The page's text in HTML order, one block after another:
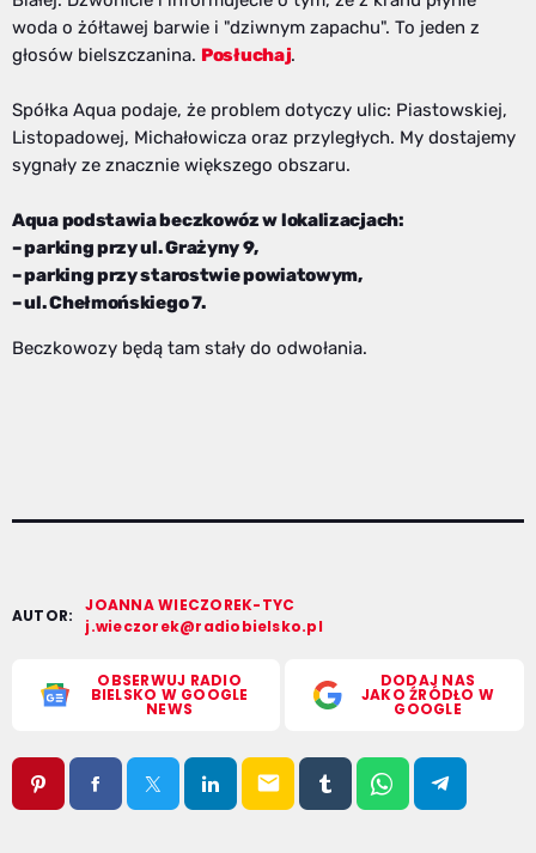
woda o żółtawej barwie i "dziwnym zapachu". To jeden z
głosów bielszczanina. Posłuchaj.
Spółka Aqua podaje, że problem dotyczy ulic: Piastowskiej,
Listopadowej, Michałowicza oraz przyległych. My dostajemy
sygnały ze znacznie większego obszaru.
Aqua podstawia beczkowóz w lokalizacjach:
– parking przy ul. Grażyny 9,
– parking przy starostwie powiatowym,
– ul. Chełmońskiego 7.
Beczkowozy będą tam stały do odwołania.
AUTOR:
JOANNA WIECZOREK-TYC
j.wieczorek@radiobielsko.pl
OBSERWUJ RADIO
BIELSKO W GOOGLE
NEWS
DODAJ NAS
JAKO ŹRÓDŁO W
GOOGLE
email